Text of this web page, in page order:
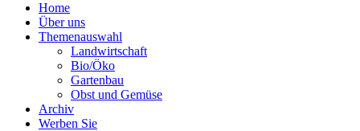
Home
Über uns
Themenauswahl
Landwirtschaft
Bio/Öko
Gartenbau
Obst und Gemüse
Archiv
Werben Sie